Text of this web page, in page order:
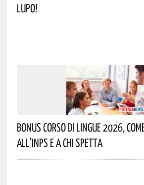
Lupo!
Bonus Corso Di Lingue 2026,
All’INPS E A Chi Spetta